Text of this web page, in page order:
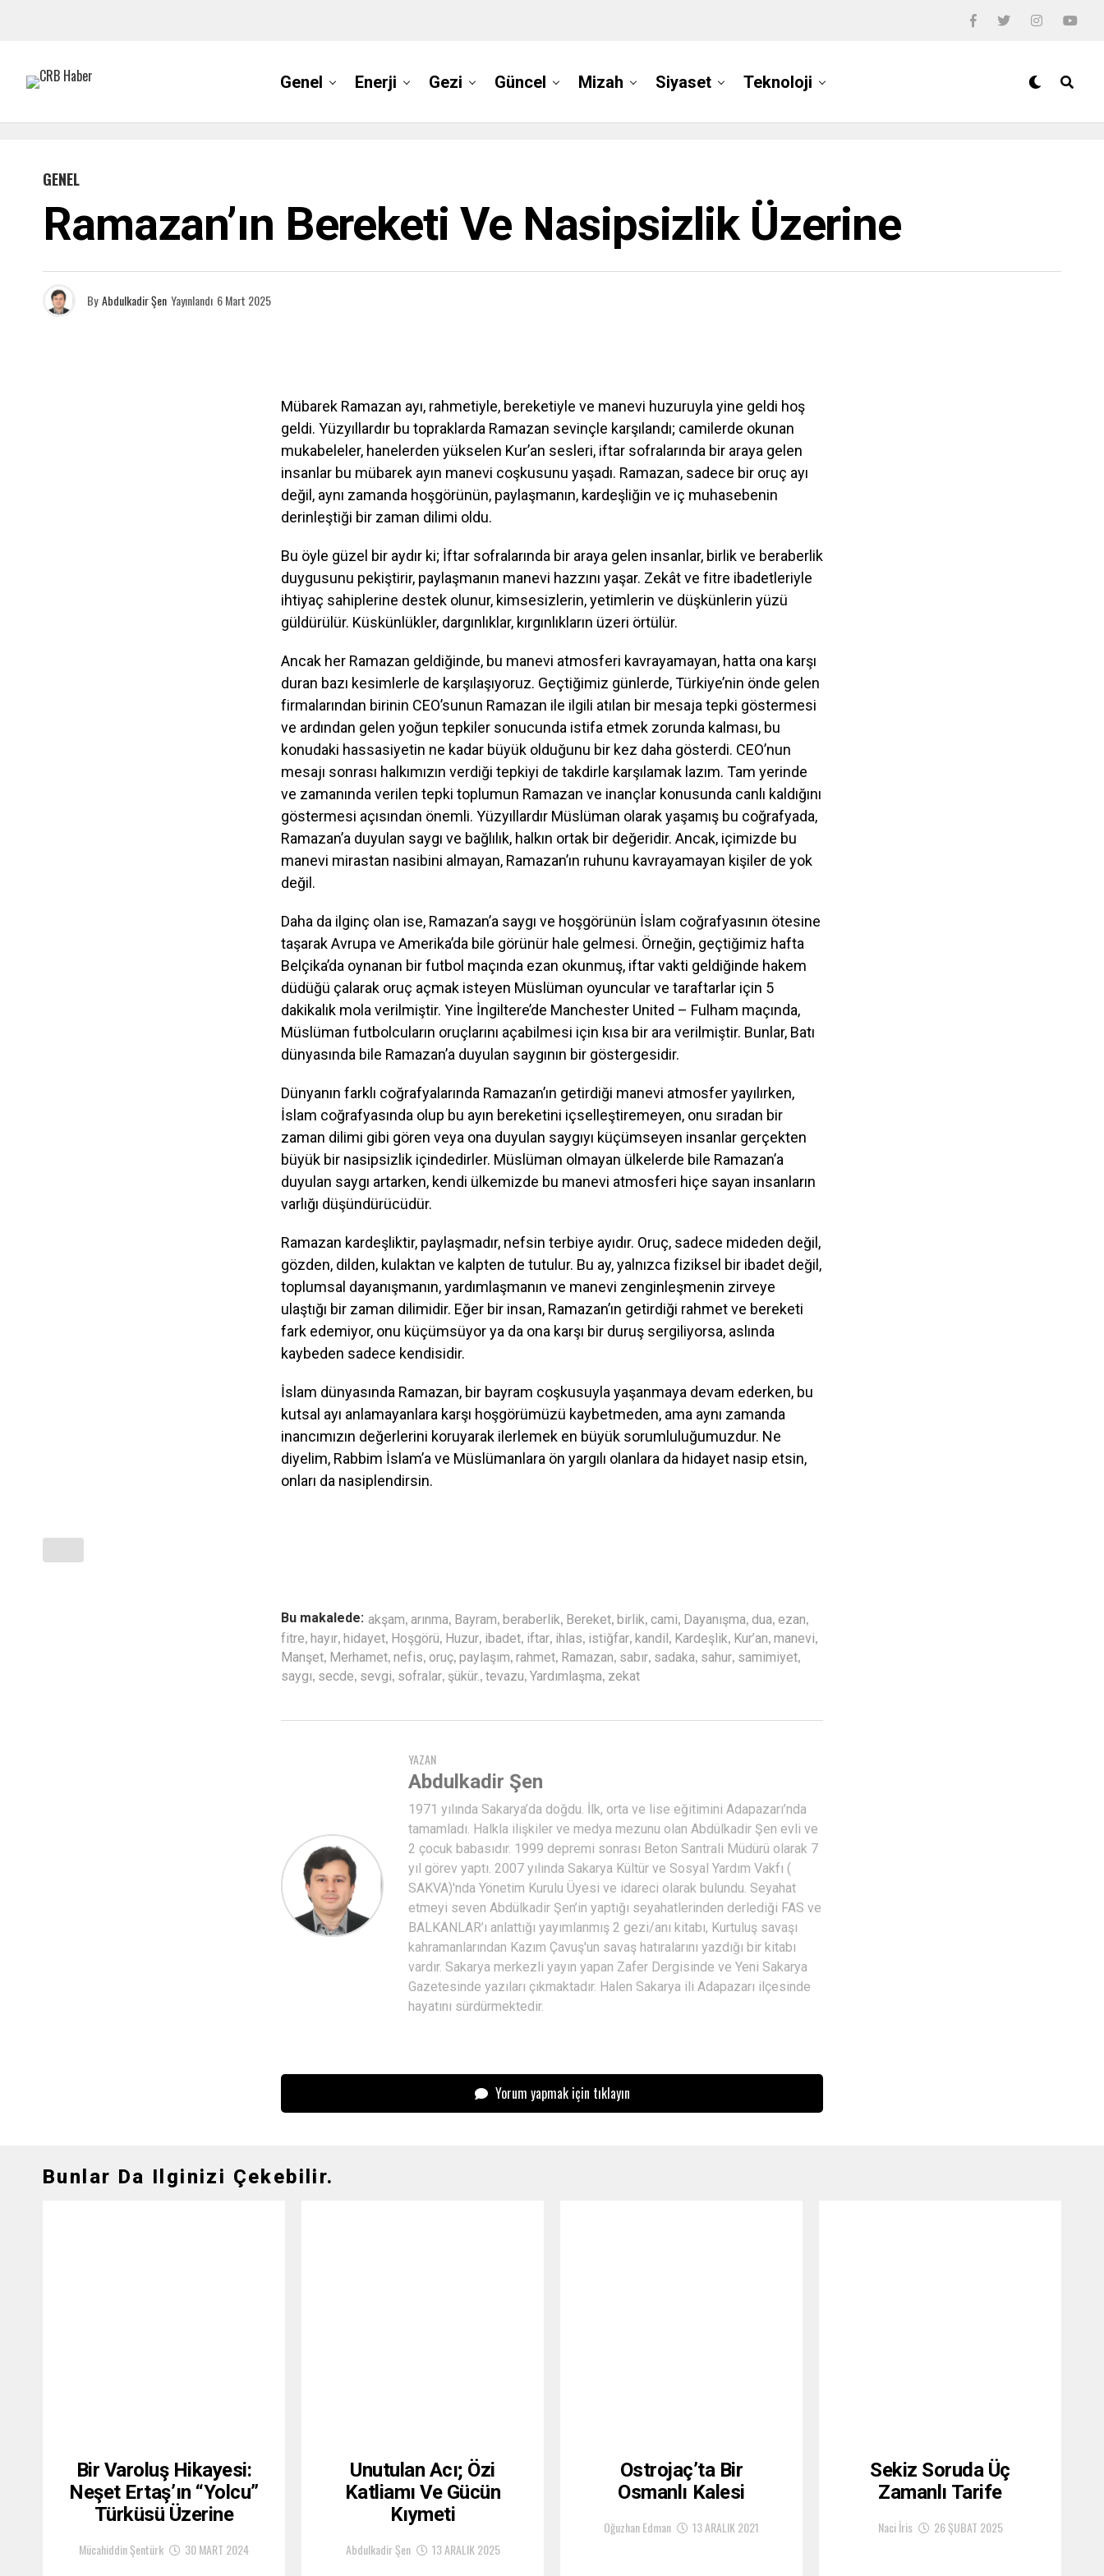
Genel Enerji Gezi Güncel Mizah Siyaset Teknoloji
GENEL
Ramazan’ın Bereketi Ve Nasipsizlik Üzerine
By Abdulkadir Şen Yayınlandı 6 Mart 2025
Mübarek Ramazan ayı, rahmetiyle, bereketiyle ve manevi huzuruyla yine geldi hoş
geldi. Yüzyıllardır bu topraklarda Ramazan sevinçle karşılandı; camilerde okunan
mukabeleler, hanelerden yükselen Kur’an sesleri, iftar sofralarında bir araya gelen
insanlar bu mübarek ayın manevi coşkusunu yaşadı. Ramazan, sadece bir oruç ayı
değil, aynı zamanda hoşgörünün, paylaşmanın, kardeşliğin ve iç muhasebenin
derinleştiği bir zaman dilimi oldu.
Bu öyle güzel bir aydır ki; İftar sofralarında bir araya gelen insanlar, birlik ve beraberlik
duygusunu pekiştirir, paylaşmanın manevi hazzını yaşar. Zekât ve fitre ibadetleriyle
ihtiyaç sahiplerine destek olunur, kimsesizlerin, yetimlerin ve düşkünlerin yüzü
güldürülür. Küskünlükler, dargınlıklar, kırgınlıkların üzeri örtülür.
Ancak her Ramazan geldiğinde, bu manevi atmosferi kavrayamayan, hatta ona karşı
duran bazı kesimlerle de karşılaşıyoruz. Geçtiğimiz günlerde, Türkiye’nin önde gelen
firmalarından birinin CEO’sunun Ramazan ile ilgili atılan bir mesaja tepki göstermesi
ve ardından gelen yoğun tepkiler sonucunda istifa etmek zorunda kalması, bu
konudaki hassasiyetin ne kadar büyük olduğunu bir kez daha gösterdi. CEO’nun
mesajı sonrası halkımızın verdiği tepkiyi de takdirle karşılamak lazım. Tam yerinde
ve zamanında verilen tepki toplumun Ramazan ve inançlar konusunda canlı kaldığını
göstermesi açısından önemli. Yüzyıllardır Müslüman olarak yaşamış bu coğrafyada,
Ramazan’a duyulan saygı ve bağlılık, halkın ortak bir değeridir. Ancak, içimizde bu
manevi mirastan nasibini almayan, Ramazan’ın ruhunu kavrayamayan kişiler de yok
değil.
Daha da ilginç olan ise, Ramazan’a saygı ve hoşgörünün İslam coğrafyasının ötesine
taşarak Avrupa ve Amerika’da bile görünür hale gelmesi. Örneğin, geçtiğimiz hafta
Belçika’da oynanan bir futbol maçında ezan okunmuş, iftar vakti geldiğinde hakem
düdüğü çalarak oruç açmak isteyen Müslüman oyuncular ve taraftarlar için 5
dakikalık mola verilmiştir. Yine İngiltere’de Manchester United – Fulham maçında,
Müslüman futbolcuların oruçlarını açabilmesi için kısa bir ara verilmiştir. Bunlar, Batı
dünyasında bile Ramazan’a duyulan saygının bir göstergesidir.
Dünyanın farklı coğrafyalarında Ramazan’ın getirdiği manevi atmosfer yayılırken,
İslam coğrafyasında olup bu ayın bereketini içselleştiremeyen, onu sıradan bir
zaman dilimi gibi gören veya ona duyulan saygıyı küçümseyen insanlar gerçekten
büyük bir nasipsizlik içindedirler. Müslüman olmayan ülkelerde bile Ramazan’a
duyulan saygı artarken, kendi ülkemizde bu manevi atmosferi hiçe sayan insanların
varlığı düşündürücüdür.
Ramazan kardeşliktir, paylaşmadır, nefsin terbiye ayıdır. Oruç, sadece mideden değil,
gözden, dilden, kulaktan ve kalpten de tutulur. Bu ay, yalnızca fiziksel bir ibadet değil,
toplumsal dayanışmanın, yardımlaşmanın ve manevi zenginleşmenin zirveye
ulaştığı bir zaman dilimidir. Eğer bir insan, Ramazan’ın getirdiği rahmet ve bereketi
fark edemiyor, onu küçümsüyor ya da ona karşı bir duruş sergiliyorsa, aslında
kaybeden sadece kendisidir.
İslam dünyasında Ramazan, bir bayram coşkusuyla yaşanmaya devam ederken, bu
kutsal ayı anlamayanlara karşı hoşgörümüzü kaybetmeden, ama aynı zamanda
inancımızın değerlerini koruyarak ilerlemek en büyük sorumluluğumuzdur. Ne
diyelim, Rabbim İslam’a ve Müslümanlara ön yargılı olanlara da hidayet nasip etsin,
onları da nasiplendirsin.
Bu makalede: akşam, arınma, Bayram, beraberlik, Bereket, birlik, cami, Dayanışma, dua, ezan,
fitre, hayır, hidayet, Hoşgörü, Huzur, ibadet, iftar, ihlas, istiğfar, kandil, Kardeşlik, Kur’an, manevi,
Manşet, Merhamet, nefis, oruç, paylaşım, rahmet, Ramazan, sabır, sadaka, sahur, samimiyet,
saygı, secde, sevgi, sofralar, şükür., tevazu, Yardımlaşma, zekat
YAZAN
Abdulkadir Şen
1971 yılında Sakarya’da doğdu. İlk, orta ve lise eğitimini Adapazarı’nda
tamamladı. Halkla ilişkiler ve medya mezunu olan Abdülkadir Şen evli ve
2 çocuk babasıdır. 1999 depremi sonrası Beton Santrali Müdürü olarak 7
yıl görev yaptı. 2007 yılında Sakarya Kültür ve Sosyal Yardım Vakfı (
SAKVA)'nda Yönetim Kurulu Üyesi ve idareci olarak bulundu. Seyahat
etmeyi seven Abdülkadir Şen’in yaptığı seyahatlerinden derlediği FAS ve
BALKANLAR’ı anlattığı yayımlanmış 2 gezi/anı kitabı, Kurtuluş savaşı
kahramanlarından Kazım Çavuş'un savaş hatıralarını yazdığı bir kitabı
vardır. Sakarya merkezli yayın yapan Zafer Dergisinde ve Yeni Sakarya
Gazetesinde yazıları çıkmaktadır. Halen Sakarya ili Adapazarı ilçesinde
hayatını sürdürmektedir.
Yorum yapmak için tıklayın
Bunlar Da Ilginizi Çekebilir.
Bir Varoluş Hikayesi:
Neşet Ertaş’ın “Yolcu”
Türküsü Üzerine
Mücahiddin Şentürk 30 MART 2024
Unutulan Acı; Özi
Katliamı Ve Gücün
Kıymeti
Abdulkadir Şen 13 ARALIK 2025
Ostrojaç’ta Bir
Osmanlı Kalesi
Oğuzhan Edman 13 ARALIK 2021
Sekiz Soruda Üç
Zamanlı Tarife
Naci İris 26 ŞUBAT 2025